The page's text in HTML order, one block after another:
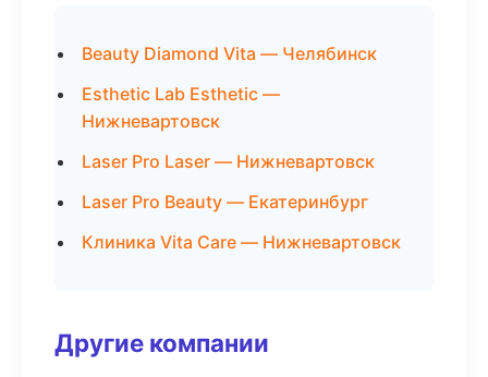
Beauty Diamond Vita — Челябинск
Esthetic Lab Esthetic —
Нижневартовск
Laser Pro Laser — Нижневартовск
Laser Pro Beauty — Екатеринбург
Клиника Vita Care — Нижневартовск
Другие компании